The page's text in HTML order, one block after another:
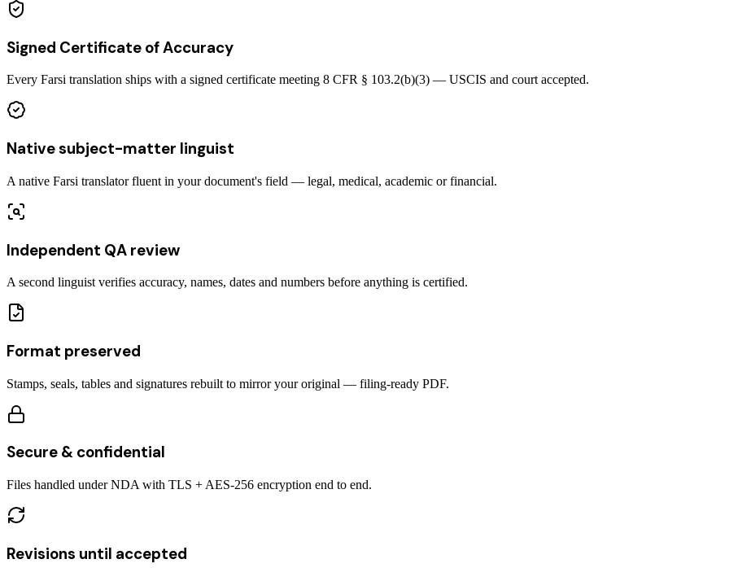
Signed Certificate of Accuracy
Every Farsi translation ships with a signed certificate meeting 8 CFR § 103.2(b)(3) — USCIS and court accepted.
Native subject-matter linguist
A native Farsi translator fluent in your document's field — legal, medical, academic or financial.
Independent QA review
A second linguist verifies accuracy, names, dates and numbers before anything is certified.
Format preserved
Stamps, seals, tables and signatures rebuilt to mirror your original — filing-ready PDF.
Secure & confidential
Files handled under NDA with TLS + AES-256 encryption end to end.
Revisions until accepted